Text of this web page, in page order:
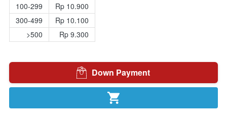
100-299
300-499
>500
Rp 10.900
Rp 10.100
Rp 9.300
` Down Payment
`